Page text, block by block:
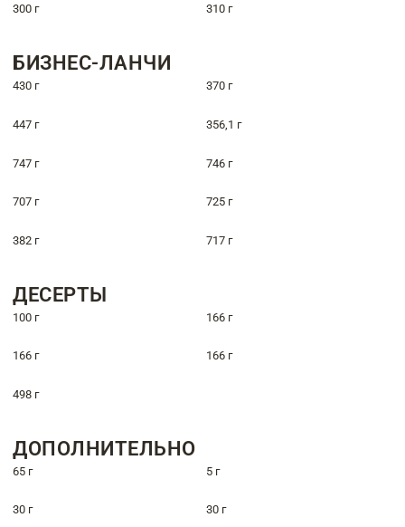
300 г 310 г
БИЗНЕС-ЛАНЧИ
430 г 370 г
447 г 356,1 г
747 г 746 г
707 г 725 г
382 г 717 г
ДЕСЕРТЫ
100 г 166 г
166 г 166 г
498 г
ДОПОЛНИТЕЛЬНО
65 г 5 г
30 г 30 г